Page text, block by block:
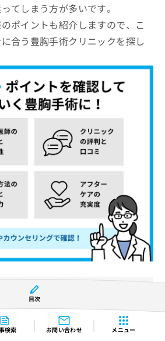
検索 お問い合わせ メニュー
てしまう方が多いです。
ポイントも紹介しますので、こ
合う豊胸手術クリニックを探し
…症例数や症例写真、論文などもあ
と口コミ
…実際の患者の声で、別の視
目次